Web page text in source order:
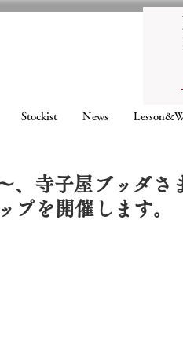
Stockist News
、寺子屋ブッダさ
プを開催します。